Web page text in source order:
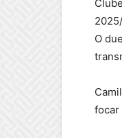
O
focar